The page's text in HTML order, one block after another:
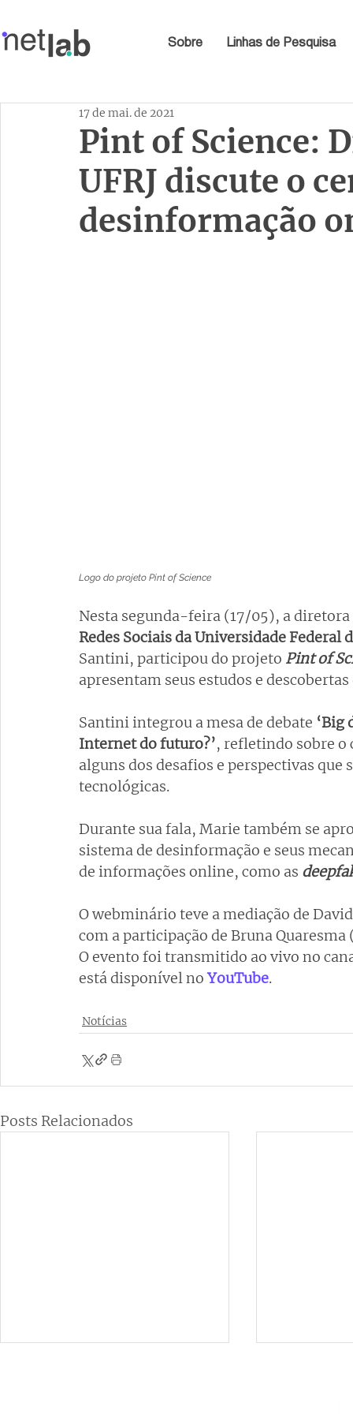
Sobre Linhas de Pesquisa
Pint of Science:
UFRJ discute o
desinformação
17 de mai. de 2021
Logo do projeto Pint of Science
Nesta segunda-feira (17/05), a
Redes Sociais da Universidade Federal
Santini, participou do projeto Pint of
apresentam seus estudos e
Santini integrou a mesa de debate ‘Big
Internet do futuro?’, refletindo sobre
alguns dos desafios e perspectivas
tecnológicas.
Durante sua fala, Marie também se
sistema de desinformação e seus
de informações online, como as
O webminário teve a mediação de
com a participação de Bruna Quaresma
O evento foi transmitido ao vivo no
está disponível no YouTube.
Notícias
Posts Relacionados